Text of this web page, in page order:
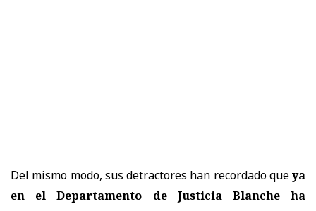
Del mismo modo, sus detractores han recordado queya
en el Departamento de Justicia Blanche ha